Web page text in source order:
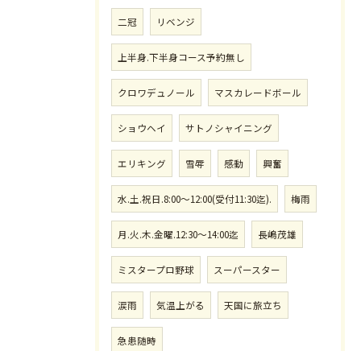
二冠 リベンジ
上半身.下半身コース予約無し
クロワデュノール マスカレードボール
ショウヘイ サトノシャイニング
エリキング 雪辱 感動 興奮
水.土.祝日.8:00〜12:00(受付11:30迄). 梅雨
月.火.木.金曜.12:30〜14:00迄 長嶋茂雄
ミスタープロ野球 スーパースター
涙雨 気温上がる 天国に旅立ち
急患随時